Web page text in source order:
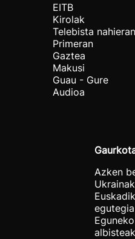
EITB
Kirolak
Telebista nahieran
Primeran
Gaztea
Makusi
Guau - Gure
Audioa
Azken
Eguneko
albisteak